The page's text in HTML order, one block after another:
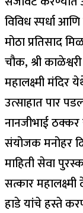
विविध स्पर्धा
मोठा प्रतिसाद
चौक, श्री
महालक्ष्मी मंदिर
उत्साहात पार
नानजीभाई ठक्कर
संयोजक मनोहर
माहिती सेवा
सत्कार
हाडे यांचे हस्ते